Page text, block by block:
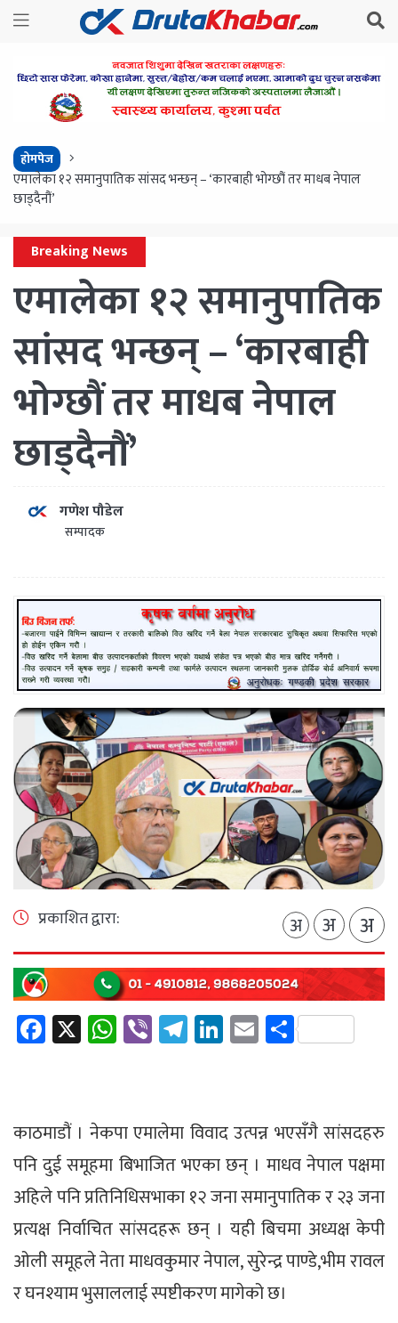
होमपेज
एमालेका १२ समानुपातिक सांसद भन्छन् – ‘कारबाही भोग्छौं तर माधब नेपाल
छाड्दैनौं’
Breaking News
एमालेका १२ समानुपातिक
सांसद भन्छन् – ‘कारबाही
भोग्छौं तर माधब नेपाल
छाड्दैनौं’
गणेश पौडेल
सम्पादक
प्रकाशित द्वारा: अ अ अ
Facebook
X WhatsApp
ViberTelegram
LinkedIn
EmailShare
काठमाडौं । नेकपा एमालेमा विवाद उत्पन्न भएसँगै सांसदहरु
पनि दुई समूहमा बिभाजित भएका छन् । माधव नेपाल पक्षमा
अहिले पनि प्रतिनिधिसभाका १२ जना समानुपातिक र २३ जना
प्रत्यक्ष निर्वाचित सांसदहरू छन् । यही बिचमा अध्यक्ष केपी
ओली समूहले नेता माधवकुमार नेपाल, सुरेन्द्र पाण्डे,भीम रावल
र घनश्याम भुसाललाई स्पष्टीकरण मागेको छ।